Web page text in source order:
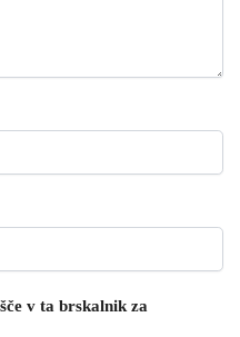
v ta brskalnik za